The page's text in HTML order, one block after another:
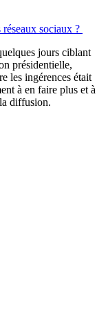
sociaux ?
jours ciblant
présidentielle,
les ingérences était
à en faire plus et à
diffusion.